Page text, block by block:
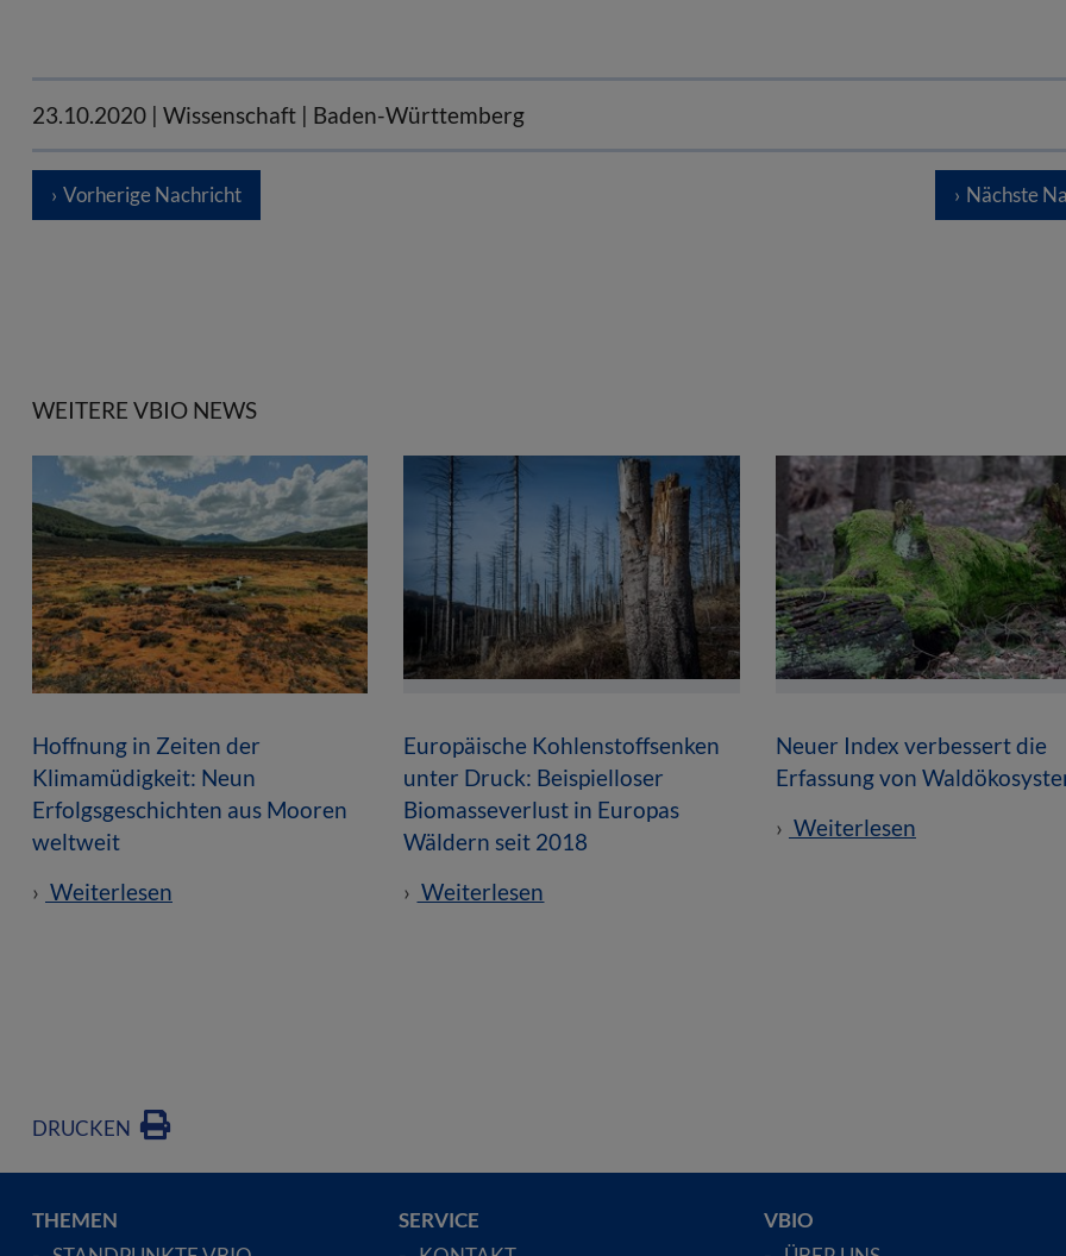
23.10.2020 | Wissenschaft | Baden-Württemberg
Vorherige Nachricht Nächste
WEITERE VBIO NEWS
Hoffnung in Zeiten der
Klimamüdigkeit: Neun
Erfolgsgeschichten aus Mooren
weltweit
Weiterlesen
Europäische Kohlenstoffsenken
unter Druck: Beispielloser
Biomasseverlust in Europas
Wäldern seit 2018
Weiterlesen
Neuer Index verbessert die
Erfassung von
Weiterlesen
DRUCKEN
THEMEN
SERVICE
VBIO